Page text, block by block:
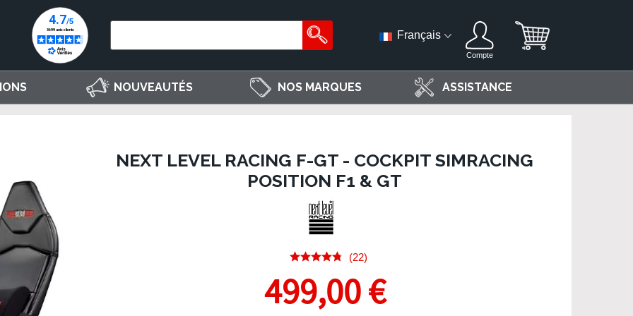
Français
Compte
NOUVEAUTÉS NOS MARQUES ASSISTANCE
NEXT LEVEL RACING F-GT - COCKPIT SIMRACING
POSITION F1 & GT
(22)
499,00 €